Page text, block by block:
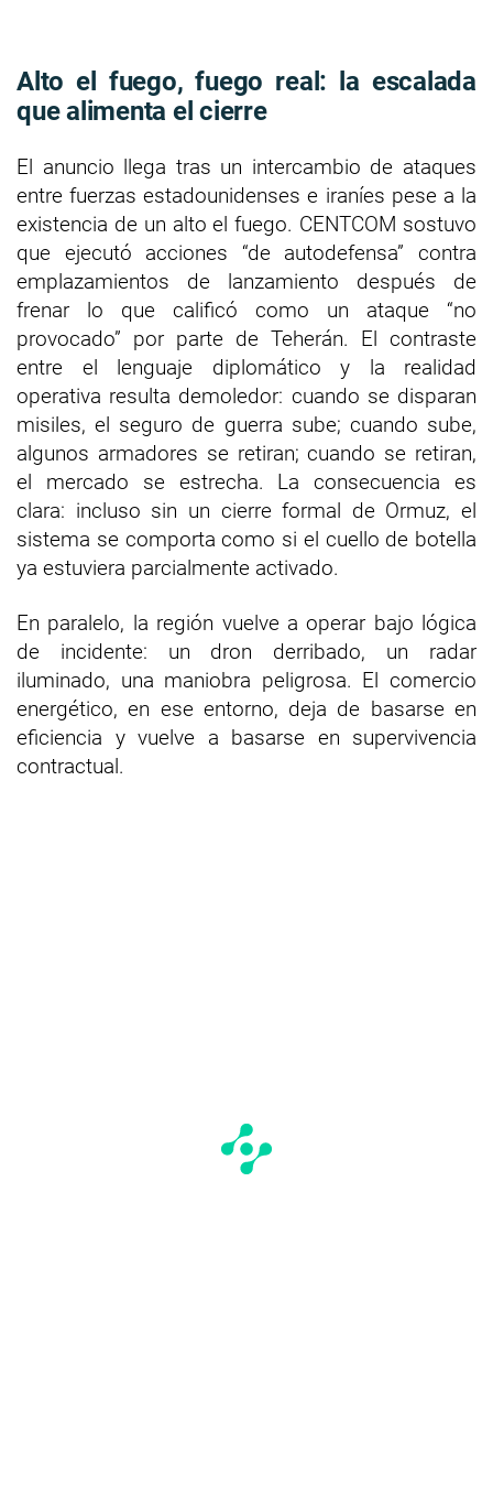
Alto el fuego, fuego real: la escalada
que alimenta el cierre
El anuncio llega tras un intercambio de ataques
entre fuerzas estadounidenses e iraníes pese a la
existencia de un alto el fuego. CENTCOM sostuvo
que ejecutó acciones “de autodefensa” contra
emplazamientos de lanzamiento después de
frenar lo que calificó como un ataque “no
provocado” por parte de Teherán. El contraste
entre el lenguaje diplomático y la realidad
operativa resulta demoledor: cuando se disparan
misiles, el seguro de guerra sube; cuando sube,
algunos armadores se retiran; cuando se retiran,
el mercado se estrecha. La consecuencia es
clara: incluso sin un cierre formal de Ormuz, el
sistema se comporta como si el cuello de botella
ya estuviera parcialmente activado.
En paralelo, la región vuelve a operar bajo lógica
de incidente: un dron derribado, un radar
iluminado, una maniobra peligrosa. El comercio
energético, en ese entorno, deja de basarse en
eficiencia y vuelve a basarse en supervivencia
contractual.